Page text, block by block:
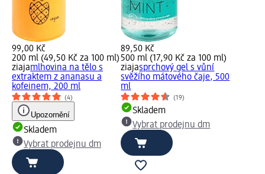
99,00 Kč
200 ml (49,50 Kč za 100 ml)
ziajamlhovina na tělo s
extraktem z ananasu a
kofeinem, 200 ml
(4)
Upozornění
Skladem
Vybrat prodejnu dm
89,50 Kč
500 ml (17,90 Kč za 100 ml)
ziajasprchový gel s vůní
svěžího mátového čaje, 500
ml
(19)
Skladem
Vybrat prodejnu dm